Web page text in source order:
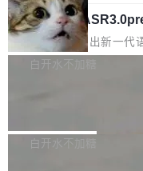
理解大规模代码仓时面临
颈。 代码仓深度理解服务
e深度理解服务"）是华为
数据。2024年9月3日下午
的账号密码进入A集群，
称为"删库跑路"的命令
自研的多个文生3D和...
oE 架构的大模型，好用
存永远不够用。
一直在跑这些模型的推理
整性保护。效果是：吞吐
腾讯混元 Hy
腾讯混元正式推出新一代
3.0preview。基于最新一
让语音识别不再只是听清
白开水不加糖
新和少量网页兼容性修复
白开水不加糖